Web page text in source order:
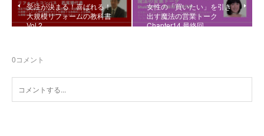
受注が決まる！喜ばれる！
大規模リフォームの教科書
Vol.2
女性の「買いたい」を引き
出す魔法の営業トーク
Chapter14 最終回
0コメント